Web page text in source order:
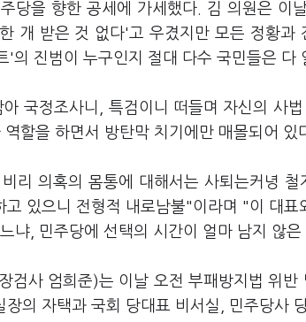
당을 향한 공세에 가세했다. 김 의원은 이
개 받은 것 없다'고 우겼지만 모든 정황과
의 진범이 누구인지 절대 다수 국민들은 다
국정조사니, 특검이니 떠들며 자신의 사
할을 하면서 방탄막 치기에만 매몰되어 있
리 의혹의 몸통에 대해서는 사퇴는커녕
있으니 전형적 내로남불"이라며 "이 대표
냐, 민주당에 선택의 시간이 얼마 남지 않은
검사 엄희준)는 이날 오전 부패방지법 위
의 자택과 국회 당대표 비서실, 민주당사